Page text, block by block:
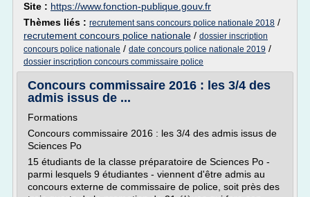
Site : https://www.fonction-publique.gouv.fr
Thèmes liés : recrutement sans concours police nationale 2018 /
recrutement concours police nationale / dossier inscription
concours police nationale / date concours police nationale 2019 /
dossier inscription concours commissaire police
Concours commissaire 2016 : les 3/4 des
admis issus de ...
Formations
Concours commissaire 2016 : les 3/4 des admis issus de
Sciences Po
15 étudiants de la classe préparatoire de Sciences Po -
parmi lesquels 9 étudiantes - viennent d'être admis au
concours externe de commissaire de police, soit près des